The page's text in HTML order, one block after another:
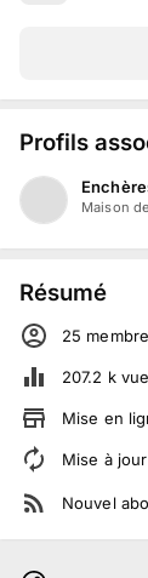
Profils
Maison
Résumé
25
207.2 k
Mise en
Mise à jour
Nouvel